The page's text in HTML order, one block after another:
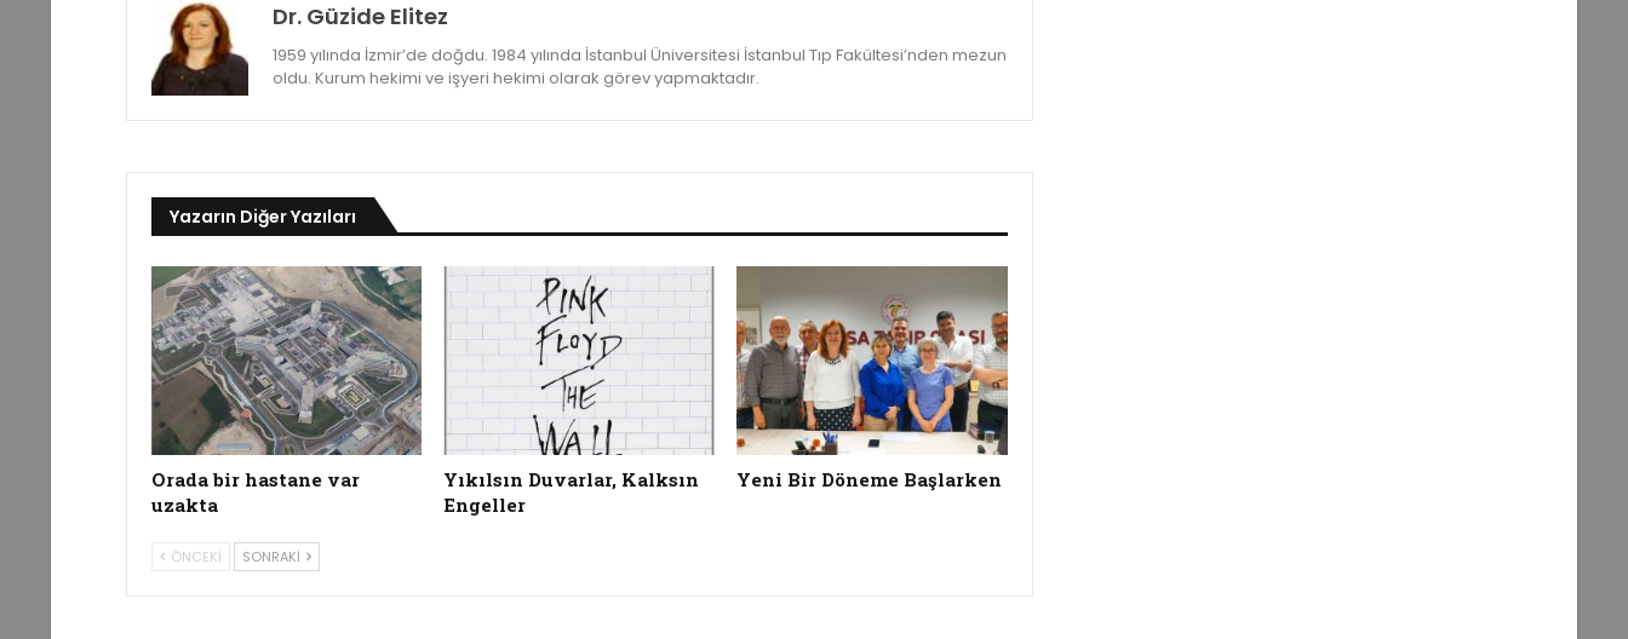
Dr. Güzide Elitez
1959 yılında İzmir’de doğdu. 1984 yılında İstanbul Üniversitesi İstanbul Tıp Fakültesi’nden mezun
oldu. Kurum hekimi ve işyeri hekimi olarak görev yapmaktadır.
Yazarın Diğer Yazıları
Orada bir hastane var
uzakta
Yıkılsın Duvarlar, Kalksın
Engeller
Yeni Bir Döneme Başlarken
ÖNCEKI SONRAKI